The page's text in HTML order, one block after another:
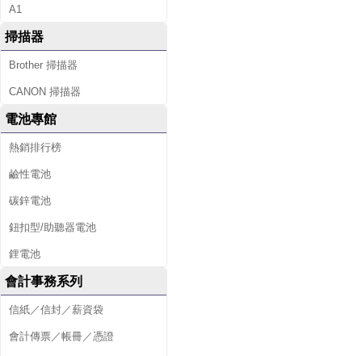
A1
掃描器
Brother 掃描器
CANON 掃描器
電池專館
熱銷排行榜
鹼性電池
碳鋅電池
鈕扣型/助聽器電池
鋰電池
會計事務系列
信紙／信封／薪資袋
會計傳票／帳冊／憑證